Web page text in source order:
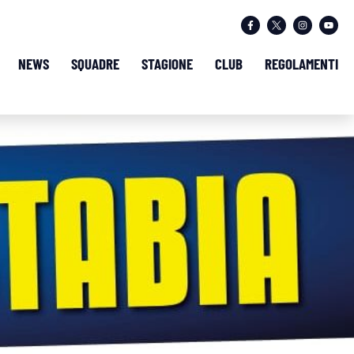
NEWS SQUADRE STAGIONE CLUB REGOLAMENTI